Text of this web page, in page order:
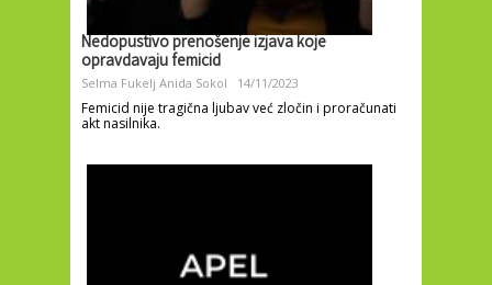
Nedopustivo prenošenje izjava koje
opravdavaju femicid
Selma Fukelj Anida Sokol 14/11/2023
Femicid nije tragična ljubav već zločin i proračunati
akt nasilnika.